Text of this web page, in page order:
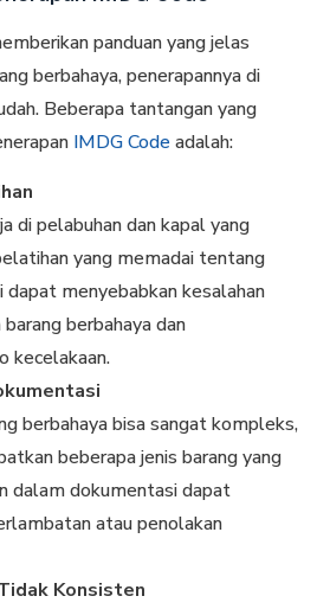
panduan yang jelas
berbahaya, penerapannya di
Beberapa tantangan yang
IMDG Codeadalah:
di pelabuhan dan kapal yang
yang memadai tentang
dapat menyebabkan kesalahan
berbahaya dan
kecelakaan.
berbahaya bisa sangat kompleks,
beberapa jenis barang yang
dalam dokumentasi dapat
atau penolakan
Konsisten